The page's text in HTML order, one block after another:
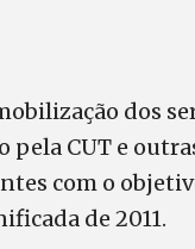
dos
pela CUT e
com o
de 2011.